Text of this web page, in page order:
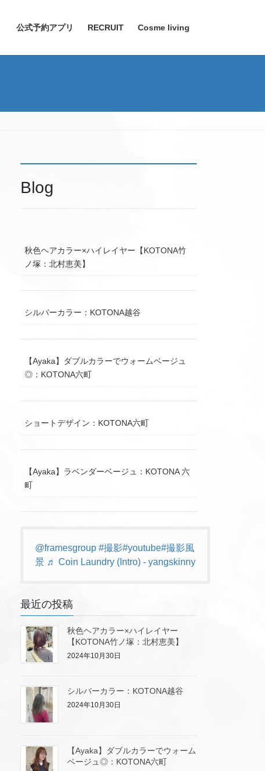
公式予約アプリ RECRUIT Cosme living
Blog
秋色ヘアカラー×ハイレイヤー【KOTONA竹
ノ塚：北村恵美】
シルバーカラー：KOTONA越谷
【Ayaka】ダブルカラーでウォームベージュ
◎：KOTONA六町
ショートデザイン：KOTONA六町
【Ayaka】ラベンダーベージュ：KOTONA 六
町
@framesgroup #撮影#youtube#撮影風
景 ♬ Coin Laundry (Intro) - yangskinny
最近の投稿
秋色ヘアカラー×ハイレイヤー
【KOTONA竹ノ塚：北村恵美】
2024年10月30日
シルバーカラー：KOTONA越谷
2024年10月30日
【Ayaka】ダブルカラーでウォーム
ベージュ◎：KOTONA六町